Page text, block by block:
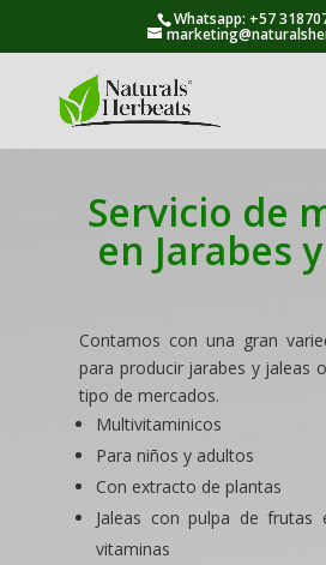
[njwa_button id="614"]Whatsapp: +57
Servicio de
en Jarabes
Contamos con una gran
para producir jarabes y jaleas
tipo de mercados.
Multivitaminicos
Para niños y adultos
Con extracto de plantas
Jaleas con pulpa de frutas
vitaminas